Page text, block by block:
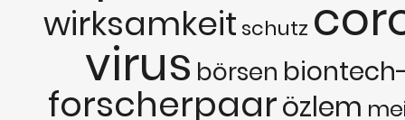
wirksamkeit schutz
virus börsen
forscherpaarözlem